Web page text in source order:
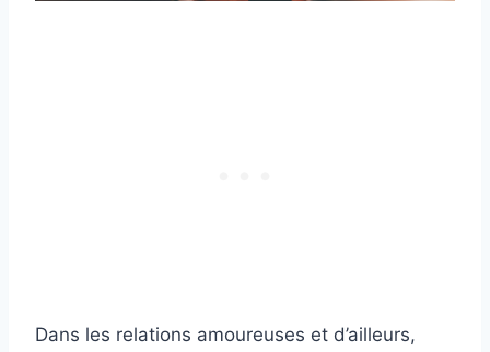
Dans les relations amoureuses et d’ailleurs,